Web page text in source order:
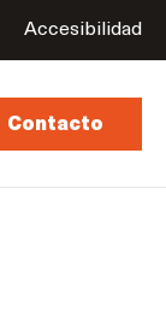
Accesibilidad
Contacto